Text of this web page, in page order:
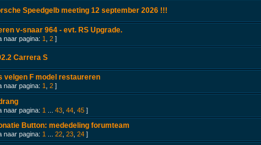
Speedgelb meeting 12 september 2026 !!!
v-snaar 964 - evt. RS Upgrade.
naar pagina: 1 2 ]
Carrera S
velgen F model restaureren
naar pagina: 1 2 ]
naar pagina: 1 43 44 45 ]
Button: mededeling forumteam
naar pagina: 1 22 23 24 ]